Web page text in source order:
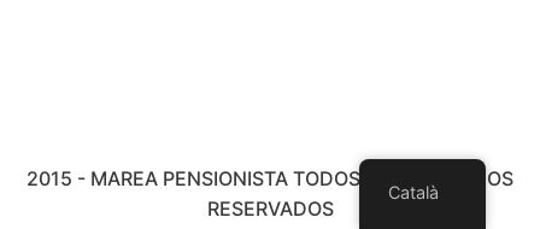
2015 - MAREA PENSIONISTA TODOS LOS DERECHOS
RESERVADOS
Català